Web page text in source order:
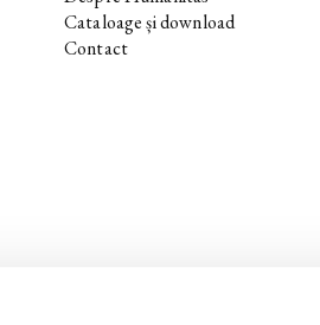
Cataloage și download
Contact